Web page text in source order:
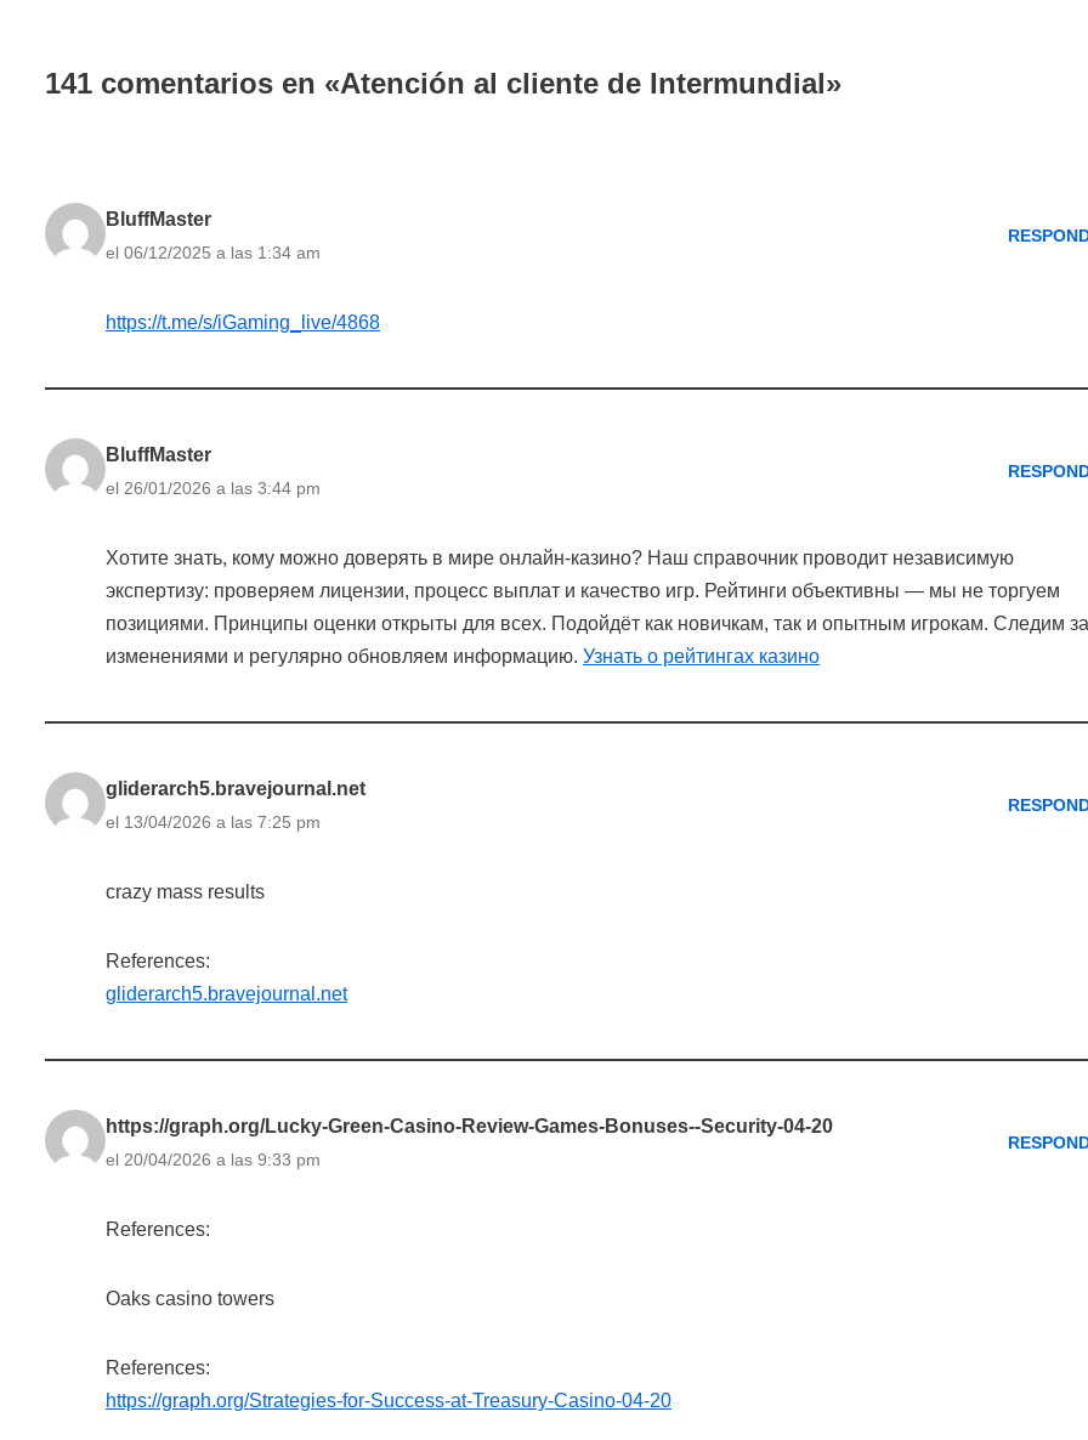
141 comentarios en «Atención al cliente de Intermundial»
BluffMaster
el 06/12/2025 a las 1:34 am
https://t.me/s/iGaming_live/4868
BluffMaster
el 26/01/2026 a las 3:44 pm
Хотите знать, кому можно доверять в мире онлайн-казино? Наш справочник проводит независимую
экспертизу: проверяем лицензии, процесс выплат и качество игр. Рейтинги объективны — мы не торгуем
позициями. Принципы оценки открыты для всех. Подойдёт как новичкам, так и опытным игрокам. Следим за
изменениями и регулярно обновляем информацию. Узнать о рейтингах казино
gliderarch5.bravejournal.net
el 13/04/2026 a las 7:25 pm
crazy mass results
References:
gliderarch5.bravejournal.net
https://graph.org/Lucky-Green-Casino-Review-Games-Bonuses--Security-04-20
el 20/04/2026 a las 9:33 pm
References:
Oaks casino towers
References:
https://graph.org/Strategies-for-Success-at-Treasury-Casino-04-20